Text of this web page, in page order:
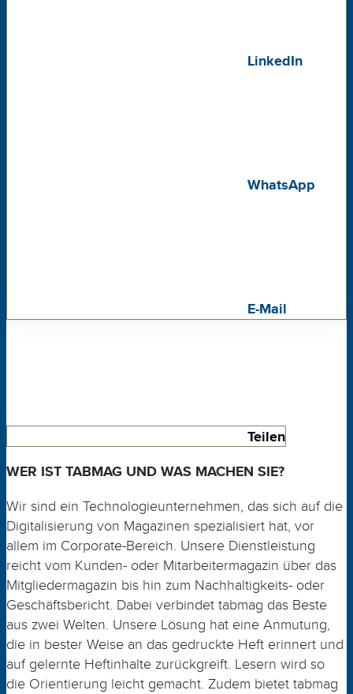
LinkedIn
WhatsApp
E-Mail
Teilen
WER IST TABMAG UND WAS MACHEN SIE?
Wir sind ein Technologieunternehmen, das sich auf die
Digitalisierung von Magazinen spezialisiert hat, vor
allem im Corporate-Bereich. Unsere Dienstleistung
reicht vom Kunden- oder Mitarbeitermagazin über das
Mitgliedermagazin bis hin zum Nachhaltigkeits- oder
Geschäftsbericht. Dabei verbindet tabmag das Beste
aus zwei Welten. Unsere Lösung hat eine Anmutung,
die in bester Weise an das gedruckte Heft erinnert und
auf gelernte Heftinhalte zurückgreift. Lesern wird so
die Orientierung leicht gemacht. Zudem bietet tabmag